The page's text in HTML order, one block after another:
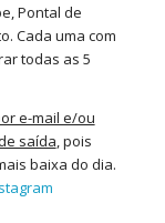
Pontal de
Cada uma com
todas as 5
e-mail e/ou
saída, pois
baixa do dia.